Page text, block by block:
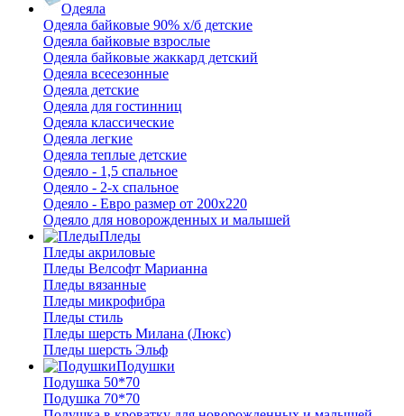
Одеяла
Одеяла байковые 90% х/б детские
Одеяла байковые взрослые
Одеяла байковые жаккард детский
Одеяла всесезонные
Одеяла детские
Одеяла для гостинниц
Одеяла классические
Одеяла легкие
Одеяла теплые детские
Одеяло - 1,5 спальное
Одеяло - 2-х спальное
Одеяло - Евро размер от 200х220
Одеяло для новорожденных и малышей
Пледы
Пледы акриловые
Пледы Велсофт Марианна
Пледы вязанные
Пледы микрофибра
Пледы стиль
Пледы шерсть Милана (Люкс)
Пледы шерсть Эльф
Подушки
Подушка 50*70
Подушка 70*70